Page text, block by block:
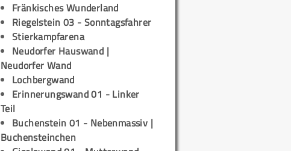
Fränkisches Wunderland
Riegelstein 03 - Sonntagsfahrer
Stierkampfarena
Neudorfer Hauswand |
Neudorfer Wand
Lochbergwand
Erinnerungswand 01 - Linker
Teil
Buchenstein 01 - Nebenmassiv |
Buchensteinchen